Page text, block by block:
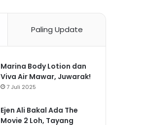
Paling Update
Marina Body Lotion dan
Viva Air Mawar, Juwarak!
7 Juli 2025
Ejen Ali Bakal Ada The
Movie 2 Loh, Tayang